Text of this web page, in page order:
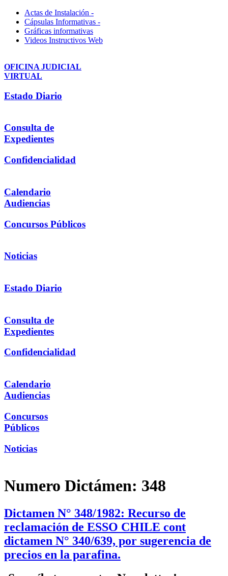
Actas de Instalación -
Cápsulas Informativas -
Gráficas informativas
Videos Instructivos Web
OFICINA JUDICIAL
VIRTUAL
Estado Diario
Consulta de
Expedientes
Confidencialidad
Calendario
Audiencias
Concursos Públicos
Noticias
Estado Diario
Consulta de
Expedientes
Confidencialidad
Calendario
Audiencias
Concursos
Públicos
Noticias
Numero Dictámen: 348
Dictamen N° 348/1982: Recurso de
reclamación de ESSO CHILE cont
dictamen N° 340/639, por sugerencia de
precios en la parafina.